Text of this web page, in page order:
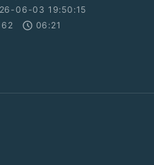
06-03 19:50:15
62
06:21